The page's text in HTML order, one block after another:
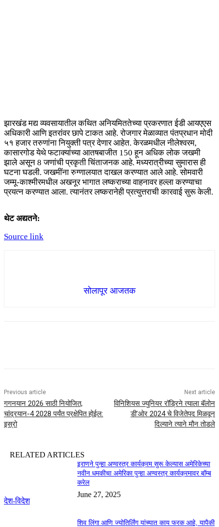
झारखंड मद्य व्यवसायातील कथित अनियमिततेच्या प्रकरणात ईडी आयएएस
अधिकारी आणि इतरांवर छापे टाकत आहे. रोजगार मेळाव्यात पंतप्रधान मोदी
५१ हजार तरुणांना नियुक्ती पत्र देणार आहेत. केरळमधील नीलेश्वरम,
कासारगोड येथे फटाक्यांच्या आतषबाजीत 150 हून अधिक लोक जखमी
झाले असून 8 जणांची प्रकृती चिंताजनक आहे. मध्यरात्रीच्या सुमारास ही
घटना घडली. जखमींना रुग्णालयात दाखल करण्यात आले आहे. सोमवारी
जम्मू-काश्मीरमधील अखनूर भागात लष्कराच्या वाहनावर हल्ला करण्याचा
प्रयत्न करण्यात आला. त्यानंतर लष्करानेही प्रत्युत्तराची कारवाई सुरू केली.
थेट अद्यतने:
Source link
सोलापूर आजतक
Previous article
गगनयान 2026 साठी नियोजित,
चांद्रयान-4 2028 पर्यंत प्रक्षेपित होईल:
इस्रो
Next article
विनिशियस ज्युनियर रॉड्रिने त्याला बॅलोन
डी’ओर 2024 चे विजेतेपद मिळवून
दिल्याने त्याने मौन तोडले
RELATED ARTICLES
देश-विदेश
इराणने पुन्हा अण्वस्त्र कार्यक्रम सुरू केल्यास अमेरिकेच्या
नवीन धमकीचा अमेरिका पुन्हा अण्वस्त्र कार्यक्रमावर बॉम्ब
करेल
June 27, 2025
शिव लिंगा आणि ज्योतिर्लिंग यांच्यात काय फरक आहे, यापैकी